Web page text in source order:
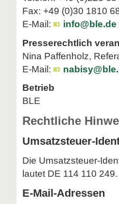
Fax: +49 (0)30 1810
E-Mail:
info@ble.de
Presserechtlich
Nina Paffenholz,
E-Mail:
Betrieb
BLE
Rechtliche
Umsatzsteuer-
Die Umsatzsteuer-
lautet DE 114 110 249.
E-Mail-Adressen